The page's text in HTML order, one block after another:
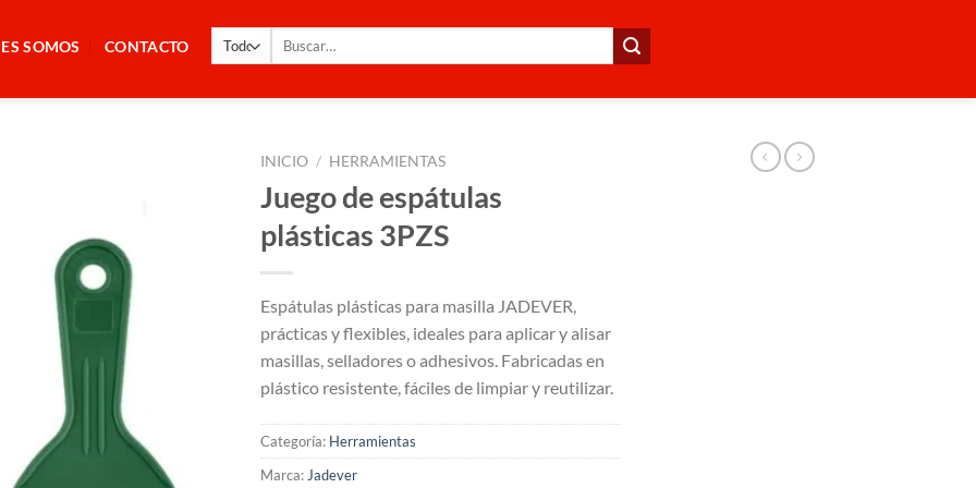
SOMOS CONTACTO
Buscar
INICIO / HERRAMIENTAS
Juego de espátulas
plásticas 3PZS
Espátulas plásticas para masilla JADEVER,
prácticas y flexibles, ideales para aplicar y alisar
masillas, selladores o adhesivos. Fabricadas en
plástico resistente, fáciles de limpiar y reutilizar.
Categoría: Herramientas
Marca: Jadever